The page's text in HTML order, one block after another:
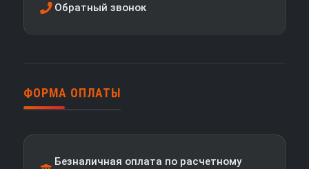
Обратный звонок
ФОРМА ОПЛАТЫ
Безналичная оплата по расчетному